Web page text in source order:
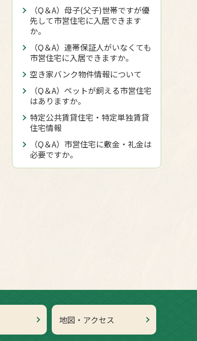
（Q＆A）母子(父子)世帯ですが優
先して市営住宅に入居できます
か。
（Q＆A）連帯保証人がいなくても
市営住宅に入居できますか。
空き家バンク物件情報について
（Q＆A）ペットが飼える市営住宅
はありますか。
特定公共賃貸住宅・特定単独賃貸
住宅情報
（Q＆A）市営住宅に敷金・礼金は
必要ですか。
地図・アクセス